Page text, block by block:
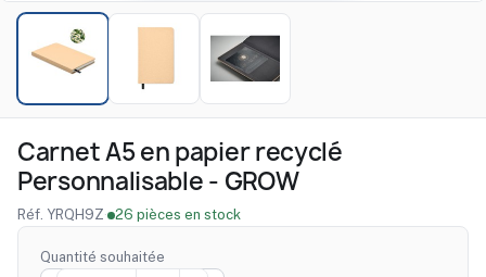
Carnet A5 en papier recyclé
Personnalisable - GROW
Réf. YRQH9Z· 26 pièces en stock
Quantité souhaitée